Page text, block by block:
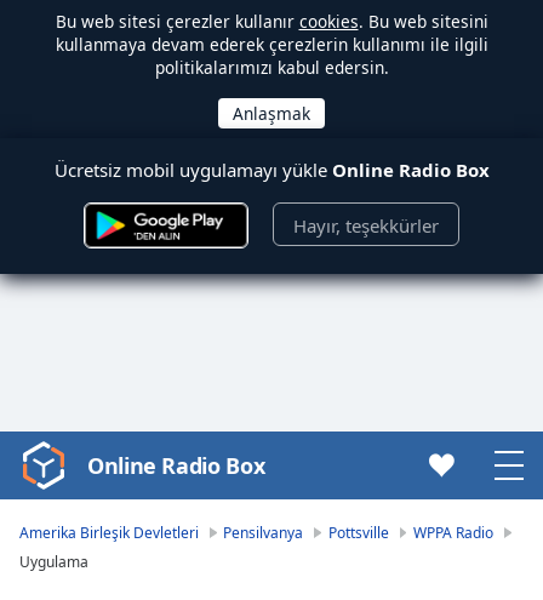
Bu web sitesi çerezler kullanır cookies. Bu web sitesini
kullanmaya devam ederek çerezlerin kullanımı ile ilgili
politikalarımızı kabul edersin.
Ücretsiz mobil uygulamayı yükle Online Radio Box
Hayır, teşekkürler
Video
Player
loading.
Online Radio Box
Amerika Birleşik Devletleri Pensilvanya Pottsville
WPPA Radio
Uygulama